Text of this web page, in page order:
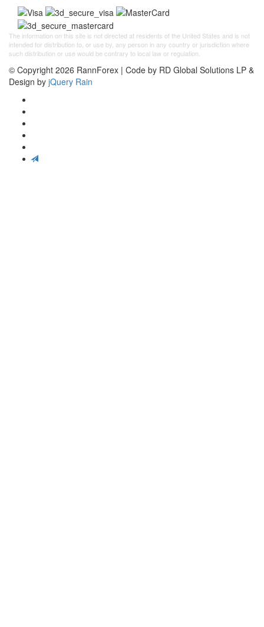
The information on this site is not directed at residents of the United States and is not
intended for distribution to, or use by, any person in any country or jurisdiction where
such distribution or use would be contrary to local law or regulation.
© Copyright 2026 RannForex | Code by RD Global Solutions LP &
Design by jQuery Rain